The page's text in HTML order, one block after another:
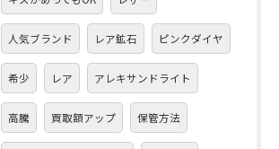
人気ブランド レア鉱石 ピンクダイヤ
希少 レア アレキサンドライト
高騰 買取額アップ 保管方法